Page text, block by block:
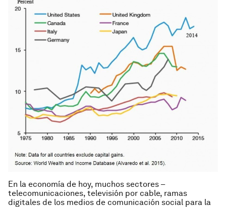
En la economía de hoy, muchos sectores –
telecomunicaciones, televisión por cable, ramas
digitales de los medios de comunicación social para la